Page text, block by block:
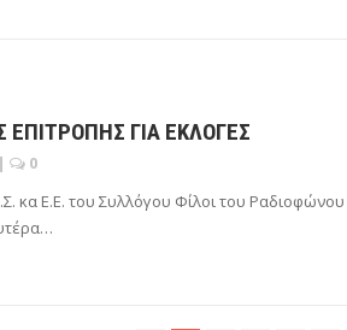
ΓΙΑ ΕΚΛΟΓΕΣ
|
0
κα Ε.Ε. του Συλλόγου Φίλοι του Ραδιοφώνου